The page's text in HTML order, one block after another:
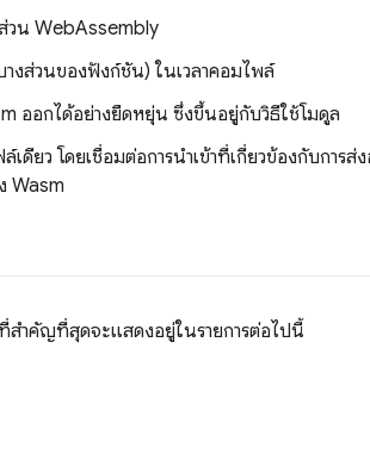
วน WebAssembly
งส่วนของฟังก์ชัน) ในเวลาคอมไพล์
ออกได้อย่างยืดหยุ่น ซึ่งขึ้นอยู่กับวิธีใช้โมดูล
ยว โดยเชื่อมต่อการนำเข้าที่เกี่ยวข้องกับการส่
Wasm
ำคัญที่สุดจะแสดงอยู่ในรายการต่อไปนี้